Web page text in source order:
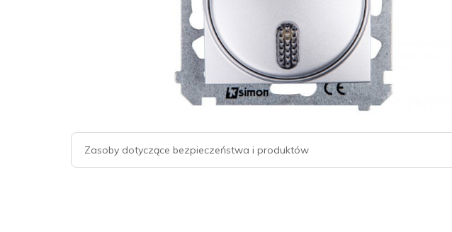
Zasoby dotyczące bezpieczeństwa i produktów